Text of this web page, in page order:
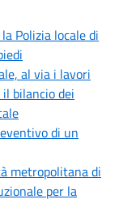
Polizia locale di
al via i lavori
bilancio dei
di un
metropolitana di
per la